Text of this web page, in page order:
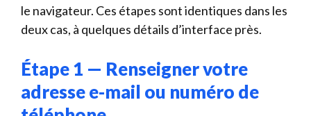
le navigateur. Ces étapes sont identiques dans les
deux cas, à quelques détails d’interface près.
Étape 1 — Renseigner votre
adresse e-mail ou numéro de